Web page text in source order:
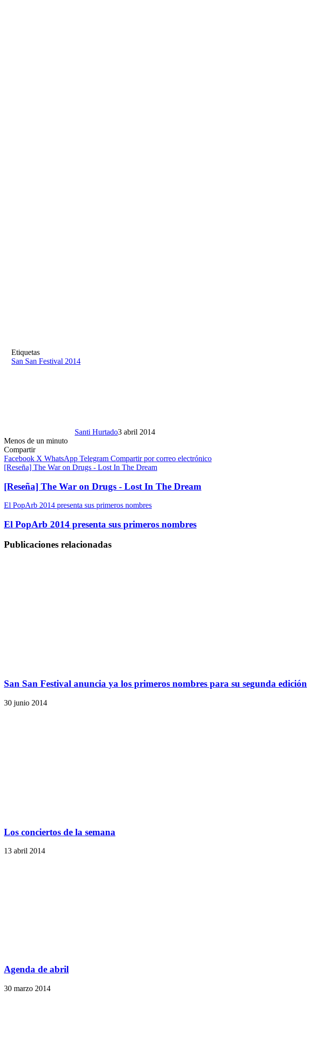
Etiquetas
San San Festival 2014
Santi Hurtado3 abril 2014
Menos de un minuto
Compartir
Facebook X WhatsApp Telegram Compartir por correo electrónico
[Reseña] The War on Drugs - Lost In The Dream
[Reseña] The War on Drugs - Lost In The Dream
El PopArb 2014 presenta sus primeros nombres
El PopArb 2014 presenta sus primeros nombres
Publicaciones relacionadas
San San Festival anuncia ya los primeros nombres para su segunda edición
30 junio 2014
Los conciertos de la semana
13 abril 2014
Agenda de abril
30 marzo 2014